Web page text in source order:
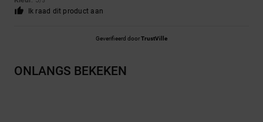
Ik raad dit product aan
Geverifieerd doorTrustVille
ONLANGS BEKEKEN